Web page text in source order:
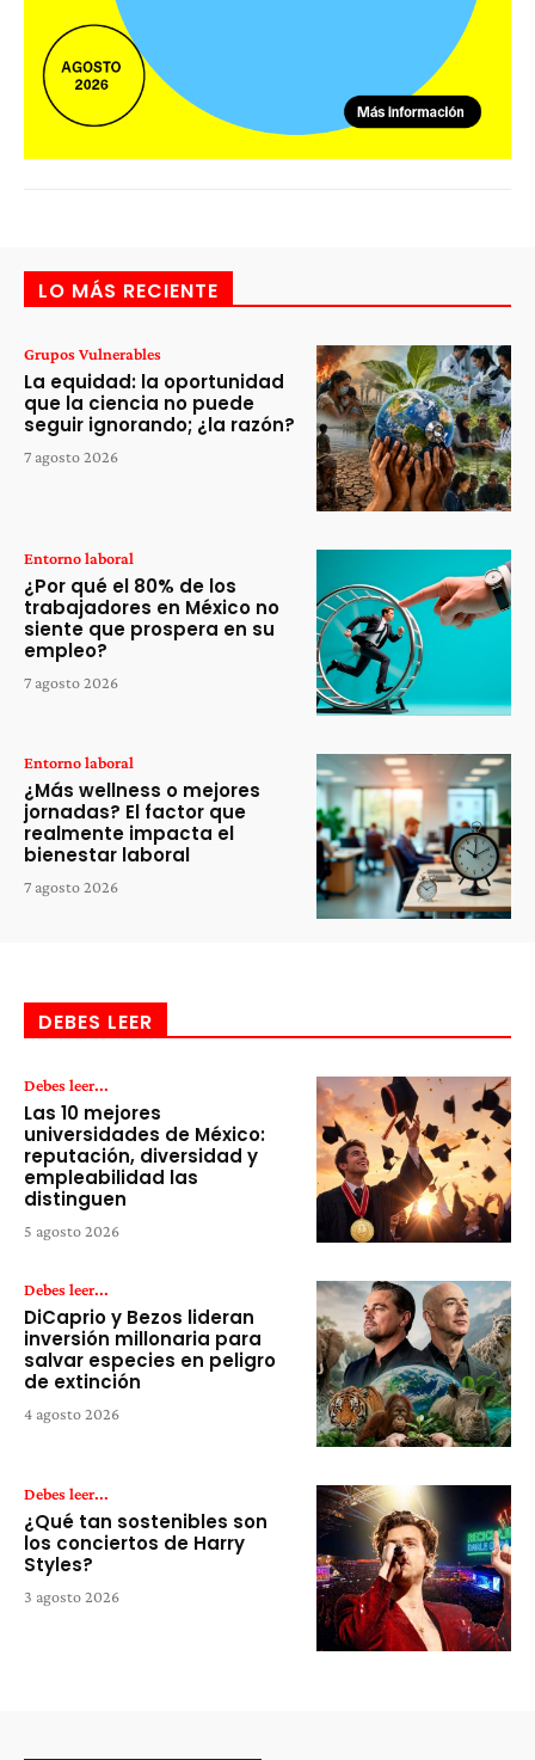
LO MÁS RECIENTE
Grupos Vulnerables
La equidad: la oportunidad
que la ciencia no puede
seguir ignorando; ¿la razón?
7 agosto 2026
Entorno laboral
¿Por qué el 80% de los
trabajadores en México no
siente que prospera en su
empleo?
7 agosto 2026
Entorno laboral
¿Más wellness o mejores
jornadas? El factor que
realmente impacta el
bienestar laboral
7 agosto 2026
DEBES LEER
Debes leer...
Las 10 mejores
universidades de México:
reputación, diversidad y
empleabilidad las
distinguen
5 agosto 2026
Debes leer...
DiCaprio y Bezos lideran
inversión millonaria para
salvar especies en peligro
de extinción
4 agosto 2026
Debes leer...
¿Qué tan sostenibles son
los conciertos de Harry
Styles?
3 agosto 2026